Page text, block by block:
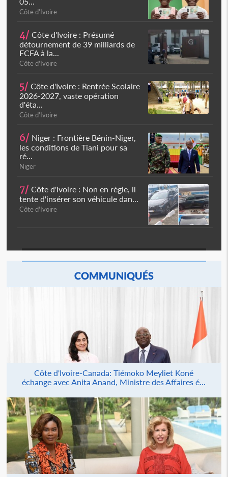
Côte d'Ivoire
4/ Côte d'Ivoire : Présumé
détournement de 39 milliards de
FCFA à la...
Côte d'Ivoire
5/ Côte d'Ivoire : Rentrée Scolaire
2026-2027, vaste opération
d'éta...
Côte d'Ivoire
6/ Niger : Frontière Bénin-Niger,
les conditions de Tiani pour sa
ré...
Niger
7/ Côte d'Ivoire : Non en règle, il
tente d'insérer son véhicule dan...
Côte d'Ivoire
COMMUNIQUÉS
Côte d'Ivoire-Canada: Tiémoko Meyliet Koné
échange avec Anita Anand, Ministre des Affaires é...